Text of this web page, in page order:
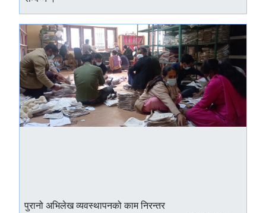
पुरानो अभिलेख व्यवस्थापनको काम निरन्तर